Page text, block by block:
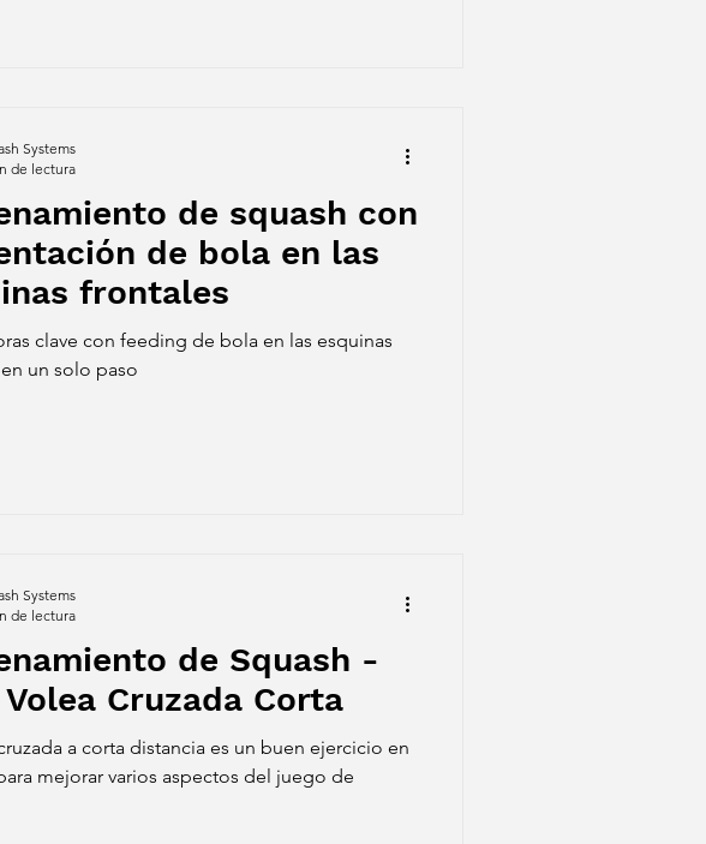
de squash con
de bola en las
frontales
clave con feeding de bola en las esquinas
un solo paso
Systems
de lectura
de Squash -
Cruzada Corta
a corta distancia es un buen ejercicio en
mejorar varios aspectos del juego de
Systems
de lectura